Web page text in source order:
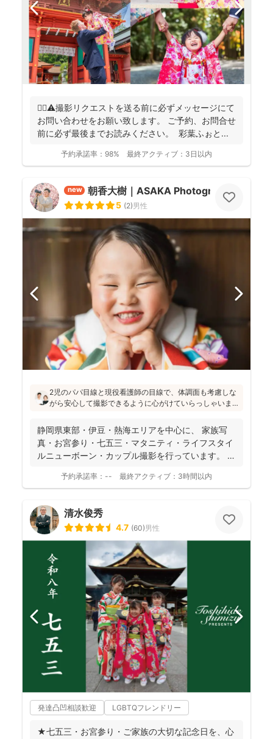
🙇‍♂️⚠️撮影リクエストを送る前に必ずメッセージにて
お問い合わせをお願い致します。 ご予約、お問合せ
前に必ず最後までお読みください。 彩葉ふぉと...
予約承諾率： 98% 最終アクティブ： 3日以内
new 朝香大樹｜ASAKA Photography
5 (2)男性
2児のパパ目線と現役看護師の目線で、体調面も考慮しな
がら安心して撮影できるように心がけていらっしゃいま
さないように撮っていくスタイル。地元・伊豆の景色を
活かした撮影も得意とのこと、記念日も旅行の思い出
も、ぜひご相談してみてください！
静岡県東部・伊豆・熱海エリアを中心に、 家族写
真・お宮参り・七五三・マタニティ・ライフスタイ
ルニューボーン・カップル撮影を行っています。
予約承諾率： -- 最終アクティブ： 3時間以内
清水俊秀
4.7 (60)男性
発達凸凹相談歓迎 LGBTQフレンドリー
★七五三・お宮参り・ご家族の大切な記念日を、心